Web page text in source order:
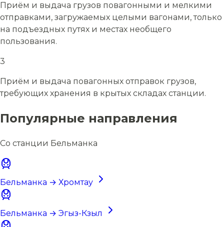
Приём и выдача грузов повагонными и мелкими
отправками, загружаемых целыми вагонами, только
на подъездных путях и местах необщего
пользования.
3
Приём и выдача повагонных отправок грузов,
требующих хранения в крытых складах станции.
Популярные направления
Со станции Бельманка
Бельманка → Хромтау
Бельманка → Эгыз-Кзыл